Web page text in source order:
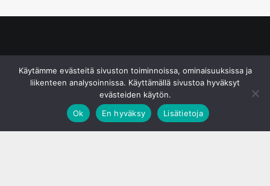
Käytämme evästeitä sivuston toiminnoissa, ominaisuuksissa ja
liikenteen analysoinnissa. Käyttämällä sivustoa hyväksyt
evästeiden käytön.
Ok
En hyväksy Lisätietoja